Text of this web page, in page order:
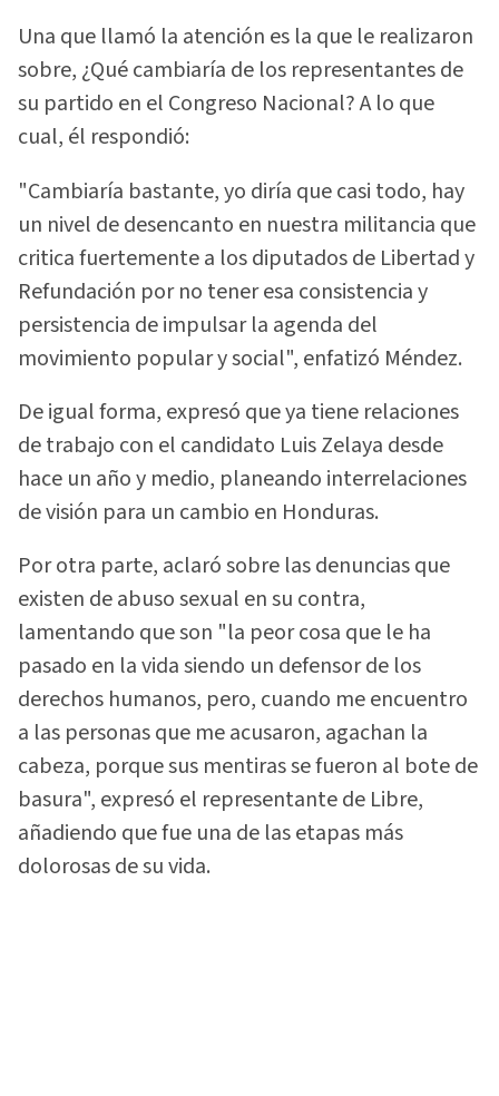
Una que llamó la atención es la que le realizaron
sobre, ¿Qué cambiaría de los representantes de
su partido en el Congreso Nacional? A lo que
cual, él respondió:
"Cambiaría bastante, yo diría que casi todo, hay
un nivel de desencanto en nuestra militancia que
critica fuertemente a los diputados de Libertad y
Refundación por no tener esa consistencia y
persistencia de impulsar la agenda del
movimiento popular y social", enfatizó Méndez.
De igual forma, expresó que ya tiene relaciones
de trabajo con el candidato Luis Zelaya desde
hace un año y medio, planeando interrelaciones
de visión para un cambio en Honduras.
Por otra parte, aclaró sobre las denuncias que
existen de abuso sexual en su contra,
lamentando que son "la peor cosa que le ha
pasado en la vida siendo un defensor de los
derechos humanos, pero, cuando me encuentro
a las personas que me acusaron, agachan la
cabeza, porque sus mentiras se fueron al bote de
basura", expresó el representante de Libre,
añadiendo que fue una de las etapas más
dolorosas de su vida.